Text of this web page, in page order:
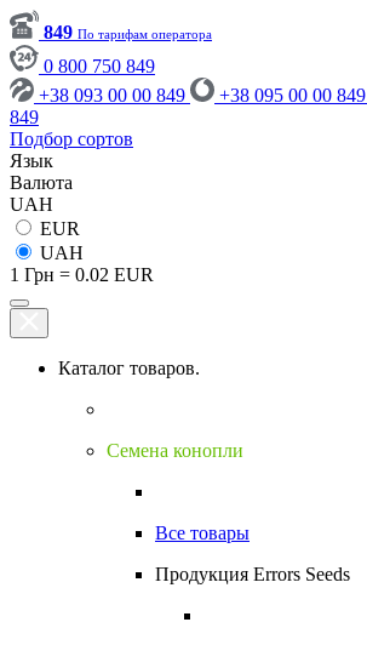
849 По тарифам оператора
0 800 750 849
+38 093 00 00 849
+38 095 00 00 849
849
Подбор сортов
Язык
Валюта
UAH
EUR
UAH
1 Грн = 0.02 EUR
Каталог товаров.
Семена конопли
Все товары
Продукция Errors Seeds